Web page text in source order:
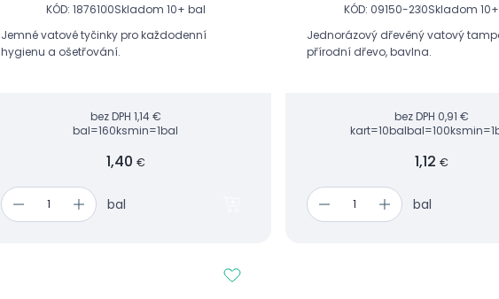
KÓD: 1876100Skladom 10+ bal
Jemné vatové tyčinky pro každodenní
hygienu a ošetřování.
bez DPH 1,14 €
bal=160ksmin=1bal
1,40 €
bal
KÓD: 09150-230Skladom
Jednorázový dřevěný vatový
přírodní dřevo, bavlna.
bez DPH 0,91 €
kart=10balbal=100ks
1,12 €
bal